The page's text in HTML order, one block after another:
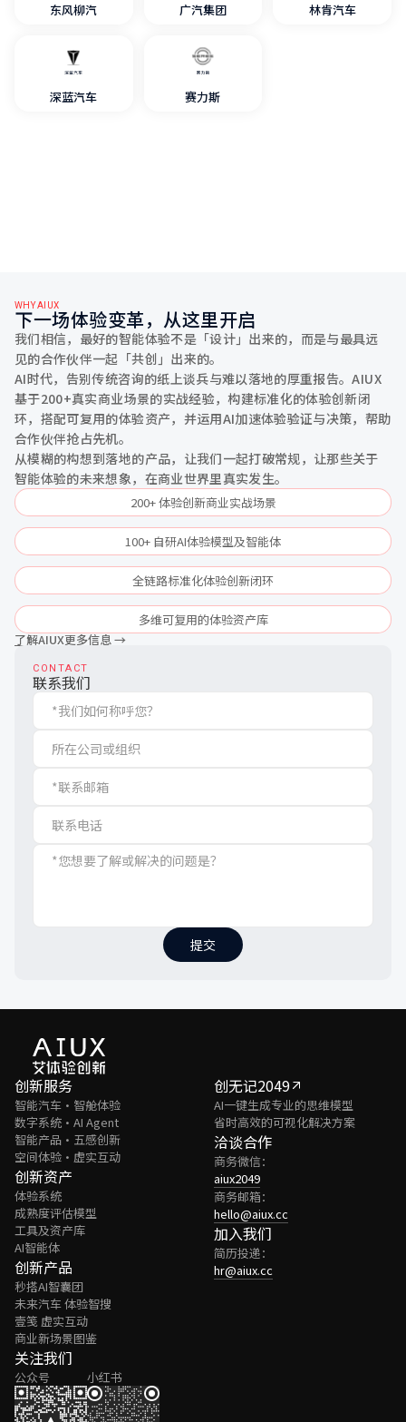
东风柳汽 广汽集团 林肯汽车
深蓝汽车 赛力斯
WHY AIUX
下一场体验变革，从这里开启
我们相信，最好的智能体验不是「设计」出来的，而是与最具远
见的合作伙伴一起「共创」出来的。
AI时代，告别传统咨询的纸上谈兵与难以落地的厚重报告。AIUX
基于200+真实商业场景的实战经验，构建标准化的体验创新闭
环，搭配可复用的体验资产，并运用AI加速体验验证与决策，帮助
合作伙伴抢占先机。
从模糊的构想到落地的产品，让我们一起打破常规，让那些关于
智能体验的未来想象，在商业世界里真实发生。
200+ 体验创新商业实战场景
100+ 自研AI体验模型及智能体
全链路标准化体验创新闭环
多维可复用的体验资产库
了解AIUX更多信息 →
CONTACT
联系我们
提交
创新服务
智能汽车·智舱体验
数字系统·AI Agent
智能产品·五感创新
空间体验·虚实互动
创新资产
体验系统
成熟度评估模型
工具及资产库
AI智能体
创新产品
秒搭AI智囊团
未来汽车 体验智搜
壹笺 虚实互动
商业新场景图鉴
创无记2049
AI一键生成专业的思维模型
省时高效的可视化解决方案
洽谈合作
商务微信：
aiux2049
商务邮箱：
hello@aiux.cc
加入我们
简历投递：
hr@aiux.cc
关注我们
公众号 小红书